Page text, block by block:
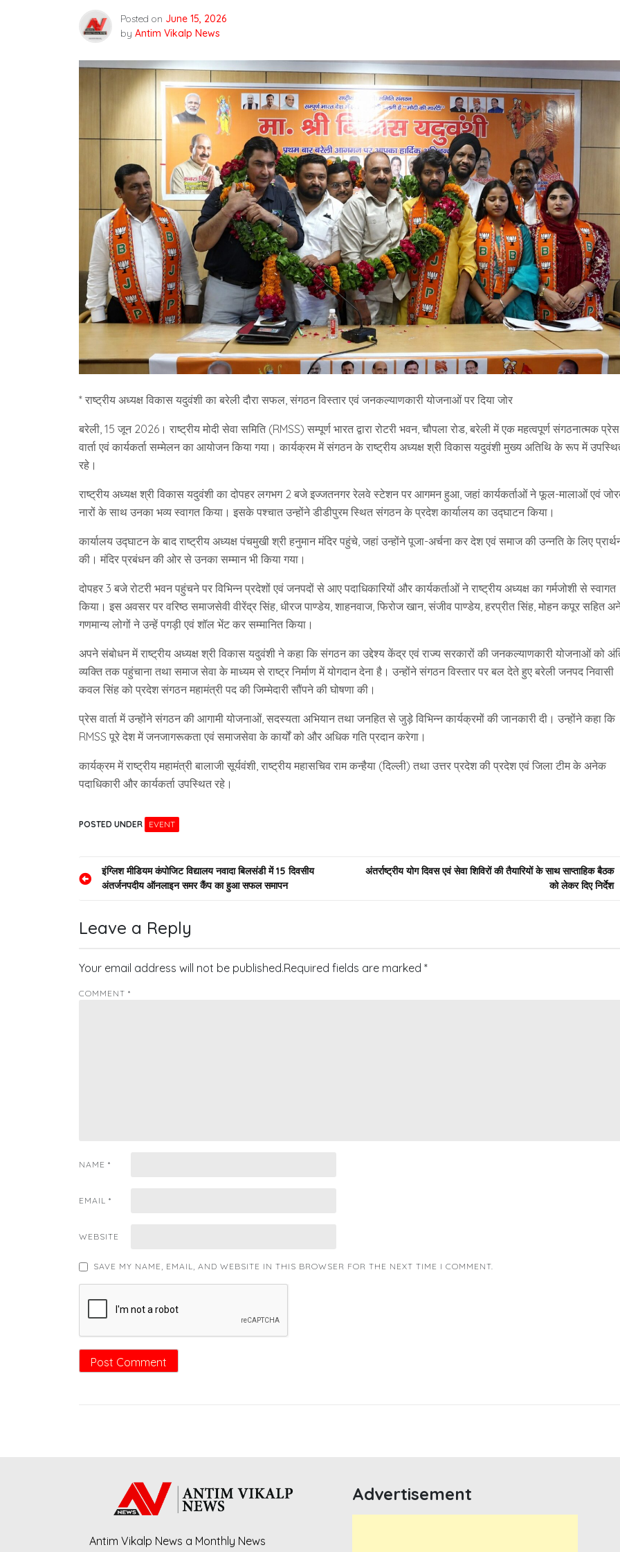
Posted on June 15, 2026
by Antim Vikalp News
* राष्ट्रीय अध्यक्ष विकास यदुवंशी का बरेली दौरा सफल, संगठन विस्तार एवं जनकल्याणकारी योजनाओं पर दिया जोर
बरेली, 15 जून 2026। राष्ट्रीय मोदी सेवा समिति (RMSS) सम्पूर्ण भारत द्वारा रोटरी भवन, चौपला रोड, बरेली में एक महत्वपूर्ण संगठनात्मक प्रेस
वार्ता एवं कार्यकर्ता सम्मेलन का आयोजन किया गया। कार्यक्रम में संगठन के राष्ट्रीय अध्यक्ष श्री विकास यदुवंशी मुख्य अतिथि के रूप में
रहे।
राष्ट्रीय अध्यक्ष श्री विकास यदुवंशी का दोपहर लगभग 2 बजे इज्जतनगर रेलवे स्टेशन पर आगमन हुआ, जहां कार्यकर्ताओं ने फूल-मालाओं एवं
नारों के साथ उनका भव्य स्वागत किया। इसके पश्चात उन्होंने डीडीपुरम स्थित संगठन के प्रदेश कार्यालय का उद्घाटन किया।
कार्यालय उद्घाटन के बाद राष्ट्रीय अध्यक्ष पंचमुखी श्री हनुमान मंदिर पहुंचे, जहां उन्होंने पूजा-अर्चना कर देश एवं समाज की उन्नति के लिए
की। मंदिर प्रबंधन की ओर से उनका सम्मान भी किया गया।
दोपहर 3 बजे रोटरी भवन पहुंचने पर विभिन्न प्रदेशों एवं जनपदों से आए पदाधिकारियों और कार्यकर्ताओं ने राष्ट्रीय अध्यक्ष का गर्मजोशी से स्वागत
किया। इस अवसर पर वरिष्ठ समाजसेवी वीरेंद्र सिंह, धीरज पाण्डेय, शाहनवाज, फिरोज खान, संजीव पाण्डेय, हरप्रीत सिंह, मोहन कपूर सहित
गणमान्य लोगों ने उन्हें पगड़ी एवं शॉल भेंट कर सम्मानित किया।
अपने संबोधन में राष्ट्रीय अध्यक्ष श्री विकास यदुवंशी ने कहा कि संगठन का उद्देश्य केंद्र एवं राज्य सरकारों की जनकल्याणकारी योजनाओं को
व्यक्ति तक पहुंचाना तथा समाज सेवा के माध्यम से राष्ट्र निर्माण में योगदान देना है। उन्होंने संगठन विस्तार पर बल देते हुए बरेली जनपद निवासी
कवल सिंह को प्रदेश संगठन महामंत्री पद की जिम्मेदारी सौंपने की घोषणा की।
प्रेस वार्ता में उन्होंने संगठन की आगामी योजनाओं, सदस्यता अभियान तथा जनहित से जुड़े विभिन्न कार्यक्रमों की जानकारी दी। उन्होंने कहा कि
RMSS पूरे देश में जनजागरूकता एवं समाजसेवा के कार्यों को और अधिक गति प्रदान करेगा।
कार्यक्रम में राष्ट्रीय महामंत्री बालाजी सूर्यवंशी, राष्ट्रीय महासचिव राम कन्हैया (दिल्ली) तथा उत्तर प्रदेश की प्रदेश एवं जिला टीम के अनेक
पदाधिकारी और कार्यकर्ता उपस्थित रहे।
POSTED UNDER EVENT
Postइंग्लिश मीडियम कंपोजिट विद्यालय नवादा बिलसंडी में 15 दिवसीय
अंतर्जनपदीय ऑनलाइन समर कैंप का हुआ सफल समापन
अंतर्राष्ट्रीय योग दिवस एवं सेवा शिविरों की तैयारियों के साथ साप्ताहिक बैठक
को लेकर दिए निर्देश
Leave a Reply
Your email address will not be published.Required fields are marked *
COMMENT *
NAME *
EMAIL *
WEBSITE
SAVE MY NAME, EMAIL, AND WEBSITE IN THIS BROWSER FOR THE NEXT TIME I COMMENT.
Antim Vikalp News a Monthly News
Advertisement